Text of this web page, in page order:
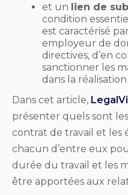
et un lien de
condition
est caractérisé
employeur de
directives, d’en
sanctionner les
dans la réalisation
Dans cet article,
présenter quels sont
contrat de travail et les
chacun d’entre eux
durée du travail et les
être apportées aux